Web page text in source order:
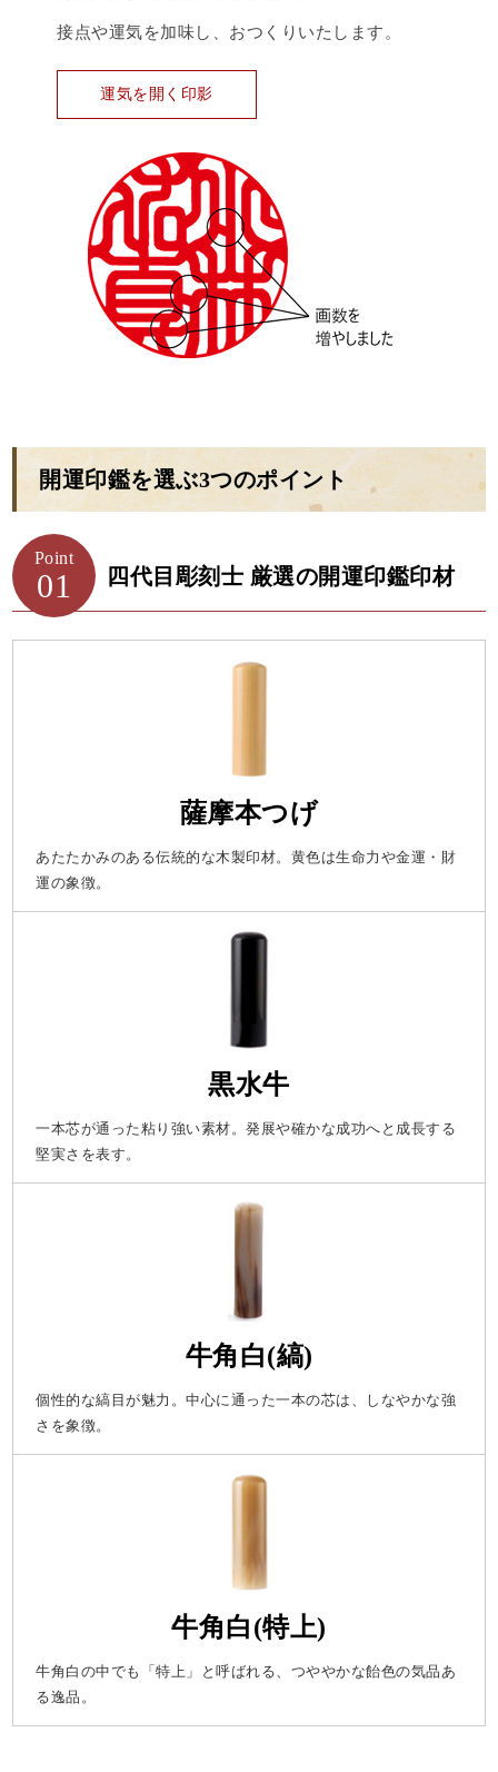
接点や運気を加味し、おつくりいたします。
運気を開く印影
開運印鑑を選ぶ3つのポイント
Point
01 四代目彫刻士 厳選の開運印鑑印材
薩摩本つげ
あたたかみのある伝統的な木製印材。黄色は生命力や金運・財
運の象徴。
黒水牛
一本芯が通った粘り強い素材。発展や確かな成功へと成長する
堅実さを表す。
牛角白(縞)
個性的な縞目が魅力。中心に通った一本の芯は、しなやかな強
さを象徴。
牛角白(特上)
牛角白の中でも「特上」と呼ばれる、つややかな飴色の気品あ
る逸品。